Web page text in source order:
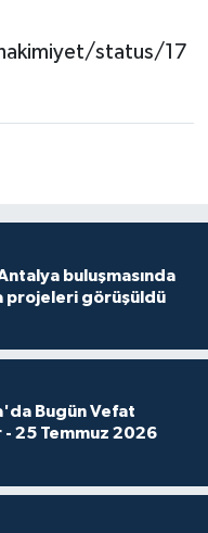
status/17
buluşmasında
projeleri görüşüldü
Bugün Vefat
- 25 Temmuz 2026